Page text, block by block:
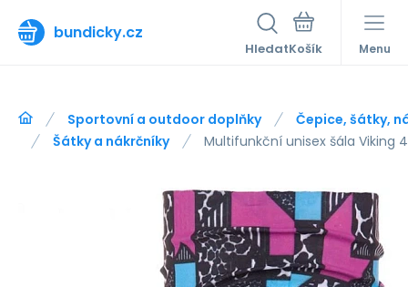
bundicky.cz
Hledat Menu
Sportovní a outdoor doplňky
Čepice, šátky,
Šátky a nákrčníky
Multifunkční unisex šála Viking